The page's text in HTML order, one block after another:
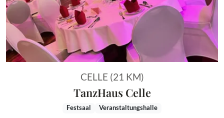
CELLE (21 KM)
TanzHaus Celle
Festsaal Veranstaltungshalle